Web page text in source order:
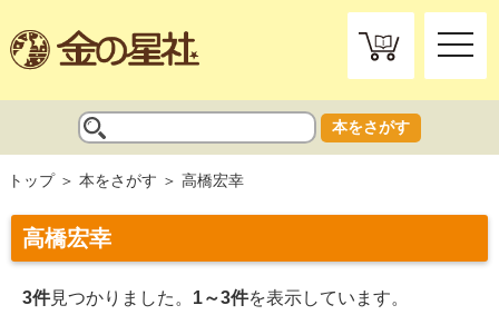
toggle
本をさがす
トップ 本をさがす 高橋宏幸
高橋宏幸
3件見つかりました。 1～3件を表示しています。